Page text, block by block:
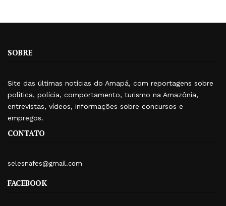
SOBRE
Site das últimas notícias do Amapá, com reportagens sobre
política, polícia, comportamento, turismo na Amazônia,
entrevistas, vídeos, informações sobre concursos e
empregos.
CONTATO
selesnafes@gmail.com
FACEBOOK